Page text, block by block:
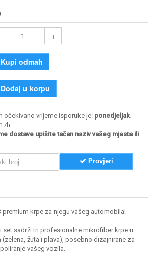
+
Kupi odmah
Dodaj u korpu
očekivano vrijeme isporuke je: ponedjeljak
dostave upišite tačan naziv vašeg mjesta ili
Provjeri
krpe za njegu vašeg automobila!
set sadrži tri profesionalne mikrofiber krpe u
žuta i plava), posebno dizajnirane za
vašeg vozila.